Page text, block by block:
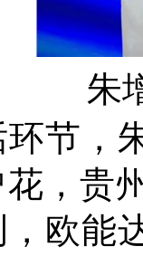
朱
节，
，贵
欧能